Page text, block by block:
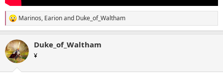
R
e
c
t
i
Marinos, Earionand Duke_of_Waltham
Duke_of_Waltham
¥